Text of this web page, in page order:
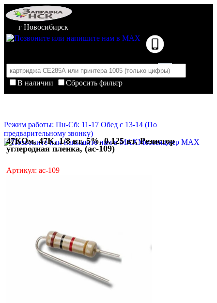
г Новосибирск
В наличии
Сбросить фильтр
Корзина пуста
Режим работы: Пн-Сб: 11-17 Обед с 13-14 (По
предварительному звонку)
Мессенджер MAX
47КОм, 47K, 1/8 вт, 5%, 0.125 вт, Резистор
углеродная пленка, (ac-109)
Артикул: ac-109